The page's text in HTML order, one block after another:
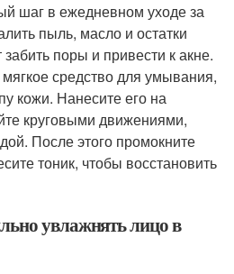
шаг в ежедневном уходе за
пыль, масло и остатки
поры и привести к акне.
средство для умывания,
кожи. Нанесите его на
круговыми движениями,
После этого промокните
тоник, чтобы восстановить
увлажнять лицо в